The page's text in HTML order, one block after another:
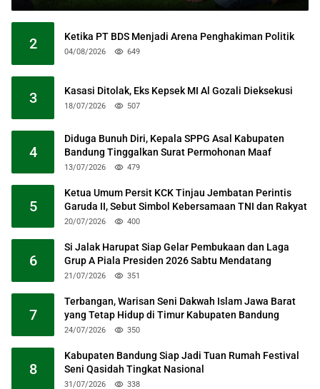
2 Ketika PT BDS Menjadi Arena Penghakiman Politik
04/08/2026 649
3 Kasasi Ditolak, Eks Kepsek MI Al Gozali Dieksekusi
18/07/2026 507
4
Diduga Bunuh Diri, Kepala SPPG Asal Kabupaten
Bandung Tinggalkan Surat Permohonan Maaf
13/07/2026 479
5
Ketua Umum Persit KCK Tinjau Jembatan Perintis
Garuda II, Sebut Simbol Kebersamaan TNI dan Rakyat
20/07/2026 400
6
Si Jalak Harupat Siap Gelar Pembukaan dan Laga
Grup A Piala Presiden 2026 Sabtu Mendatang
21/07/2026 351
7
Terbangan, Warisan Seni Dakwah Islam Jawa Barat
yang Tetap Hidup di Timur Kabupaten Bandung
24/07/2026 350
8
Kabupaten Bandung Siap Jadi Tuan Rumah Festival
Seni Qasidah Tingkat Nasional
31/07/2026 338